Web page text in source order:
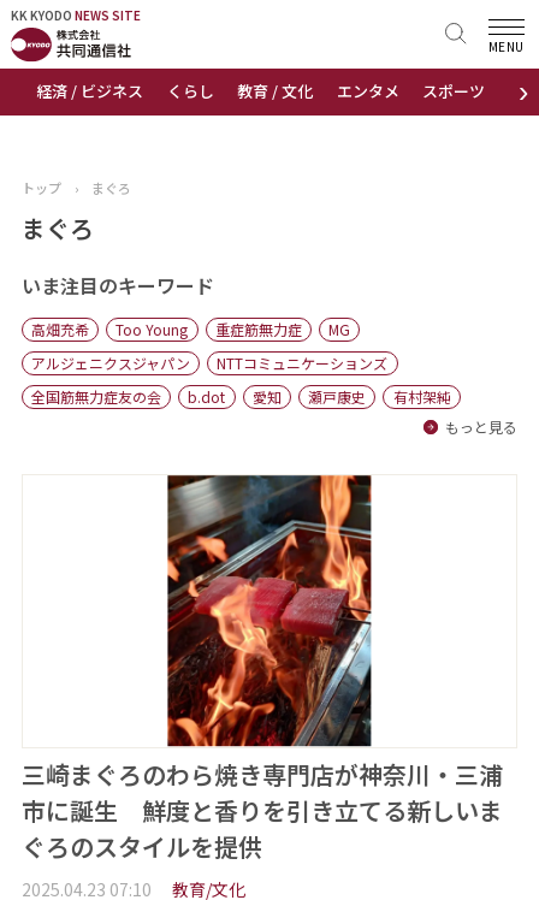
KK KYODO NEWS SITE
›
経済 / ビジネス くらし 教育 / 文化 エンタメ スポーツ 地域
MENU
KK KYODONEWS SITE
トップページ
ニュース
おすすめコンテンツ
出版物
会社概要
トップ › まぐろ
まぐろ
いま注目のキーワード
高畑充希 Too Young 重症筋無力症
MG
アルジェニクスジャパン
NTTコミュニケーションズ
全国筋無力症友の会
b.dot 愛知 瀬戸康史
有村架純
もっと見る
三崎まぐろのわら焼き専門店が神奈川・三浦
市に誕生 鮮度と香りを引き立てる新しいま
ぐろのスタイルを提供
2025.04.23 07:10 教育/文化